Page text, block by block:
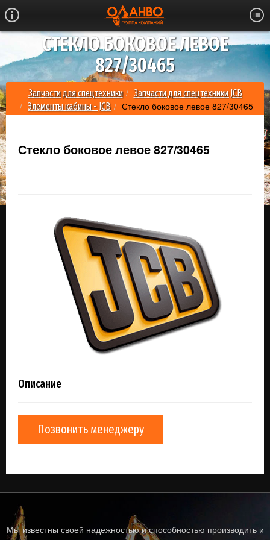
СТЕКЛО БОКОВОЕ ЛЕВОЕ
827/30465
Запчасти для спецтехники
Запчасти для спецтехники JCB
Элементы кабины - JCB
Стекло боковое левое 827/30465
Стекло боковое левое 827/30465
Описание
Позвонить менеджеру
Мы известны своей надежностью и способностью производить и